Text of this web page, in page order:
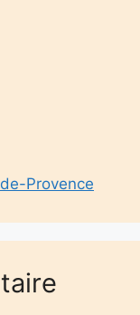
Provence